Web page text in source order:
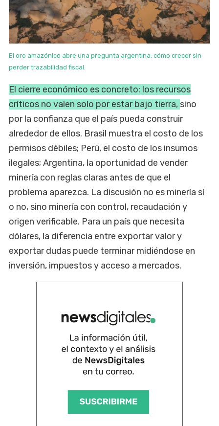
El oro amazónico abre una pregunta argentina: cómo crecer sin
perder trazabilidad fiscal.
El cierre económico es concreto: los recursos
críticos no valen solo por estar bajo tierra, sino
por la confianza que el país pueda construir
alrededor de ellos. Brasil muestra el costo de los
permisos débiles; Perú, el costo de los insumos
ilegales; Argentina, la oportunidad de vender
minería con reglas claras antes de que el
problema aparezca. La discusión no es minería sí
o no, sino minería con control, recaudación y
origen verificable. Para un país que necesita
dólares, la diferencia entre exportar valor y
exportar dudas puede terminar midiéndose en
inversión, impuestos y acceso a mercados.